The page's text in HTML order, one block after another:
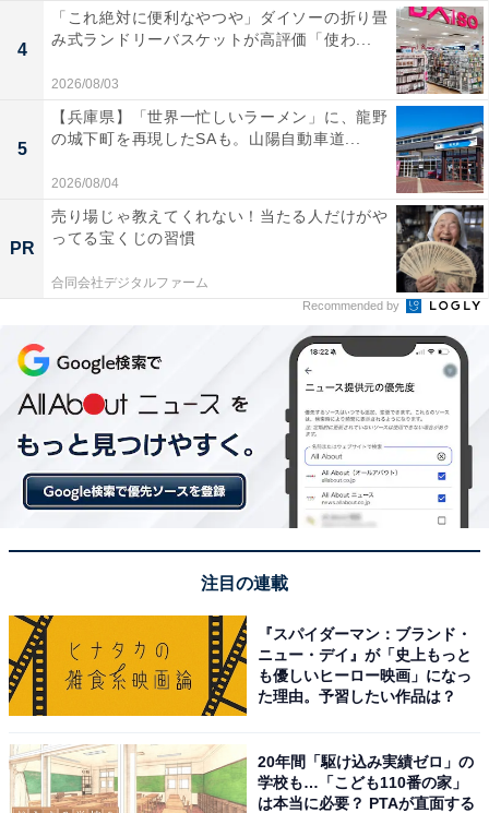
【今日チェックしたい】レジェンドウォーカーの
人気商品5選
レジェンドウォーカー「5524-48-KH」
[レジェンドウォーカー] [LW] スーツケース キャリーケー
ス フロントオープン 片開きファスナータイプ 拡張機能付
き USBポート カップホルダー (Sサイズ / 37L～43L/ カー
Amazonで見る
4
「これ絶対に便利なやつや」ダイソーの折り畳
み式ランドリーバスケットが高評価「使わ...
2026/08/03
5
【兵庫県】「世界一忙しいラーメン」に、龍野
の城下町を再現したSAも。山陽自動車道...
2026/08/04
PR
売り場じゃ教えてくれない！当たる人だけがや
ってる宝くじの習慣
合同会社デジタルファーム
Recommended by
注目の連載
『スパイダーマン：ブランド・
ニュー・デイ』が「史上もっと
も優しいヒーロー映画」になっ
た理由。予習したい作品は？
20年間「駆け込み実績ゼロ」の
学校も…「こども110番の家」
は本当に必要？ PTAが直面する